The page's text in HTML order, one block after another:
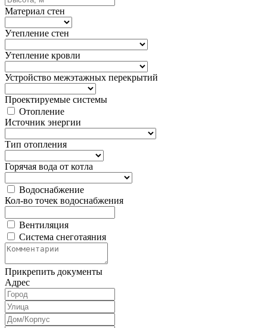
Материал стен
Утепление стен
Утепление кровли
Устройство межэтажных перекрытий
Проектируемые системы
Отопление
Источник энергии
Тип отопления
Горячая вода от котла
Водоснабжение
Кол-во точек водоснабжения
Вентиляция
Система снеготаяния
Прикрепить документы
Адрес